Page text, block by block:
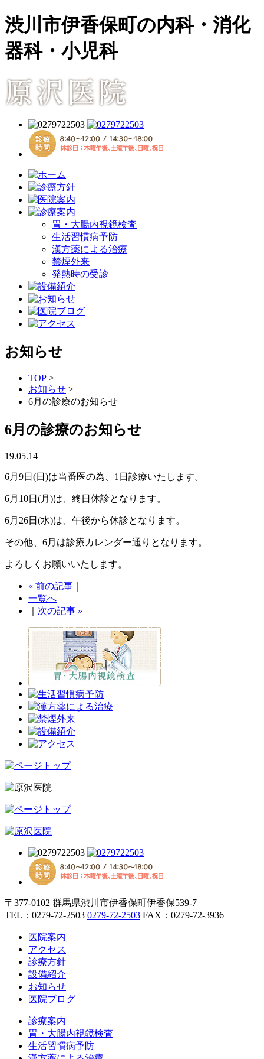
渋川市伊香保町の内科・消化
器科・小児科
胃・大腸内視鏡検査
生活習慣病予防
漢方薬による治療
禁煙外来
発熱時の受診
お知らせ
TOP >
お知らせ >
6月の診療のお知らせ
6月の診療のお知らせ
19.05.14
6月9日(日)は当番医の為、1日診療いたします。
6月10日(月)は、終日休診となります。
6月26日(水)は、午後から休診となります。
その他、6月は診療カレンダー通りとなります。
よろしくお願いいたします。
« 前の記事
一覧へ
次の記事 »
〒377-0102 群馬県渋川市伊香保町伊香保539-7
TEL： 0279-72-2503 0279-72-2503 FAX：0279-72-3936
医院案内
アクセス
診療方針
設備紹介
お知らせ
医院ブログ
診療案内
胃・大腸内視鏡検査
生活習慣病予防